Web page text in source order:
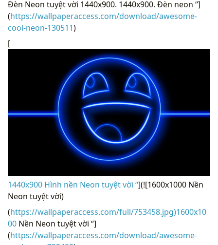
Đèn Neon tuyệt vời 1440x900. 1440x900. Đèn neon “]
(https://wallpaperaccess.com/download/awesome-
cool-neon-130511)
[
1440x900 Hình nền Neon tuyệt vời “](![1600x1000 Nền
Neon tuyệt vời)
(https://wallpaperaccess.com/full/753458.jpg)1600x10
00 Nền Neon tuyệt vời “]
(https://wallpaperaccess.com/download/awesome-